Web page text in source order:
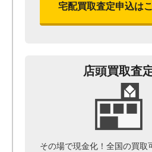
宅配買取査定申込は
店頭買取査
その場で現金化！全国の買取